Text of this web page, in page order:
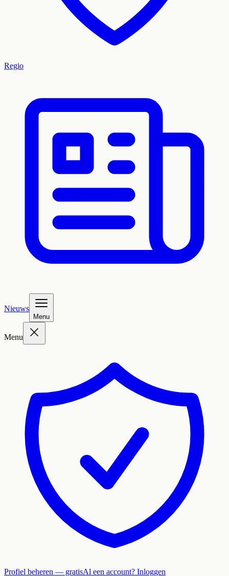
Regio
Nieuws
Menu
Menu
Profiel beheren — gratisAl een account? Inloggen